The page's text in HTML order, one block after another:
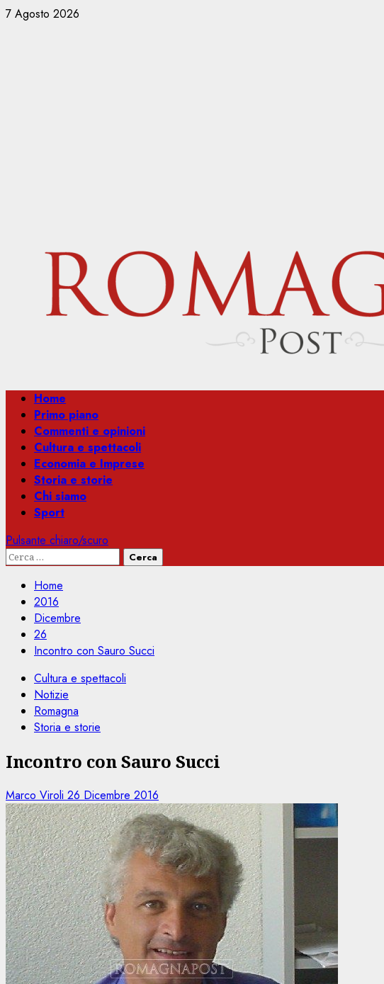
Vai
7 Agosto 2026
Menu
principale
Home
Primo piano
Commenti e opinioni
Cultura e spettacoli
Economia e Imprese
Storia e storie
Chi siamo
Sport
Pulsante chiaro/scuro
Ricerca
Home
2016
Dicembre
26
Incontro con Sauro Succi
Cultura e spettacoli
Notizie
Romagna
Storia e storie
Incontro con Sauro Succi
Marco Viroli 26 Dicembre 2016